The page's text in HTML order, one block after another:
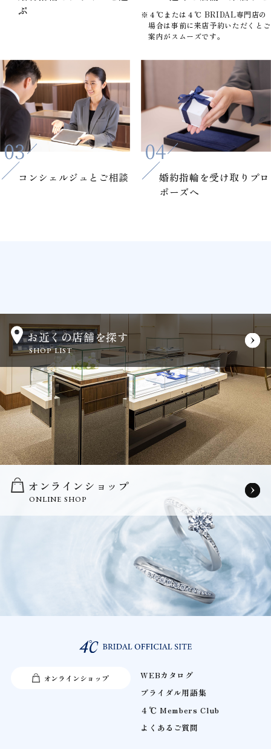
ぶ
※４℃または４℃ BRIDAL専門店の
場合は事前に来店予約いただくとご
案内がスムーズです。
コンシェルジュと ご相談 婚約指輪を受け取りプロ
ポーズへ
お近くの店舗を探す
SHOP LIST
オンラインショップ
ONLINE SHOP
オンラインショップ
WEBカタログ
ブライダル用語集
４℃ Members Club
よくあるご質問